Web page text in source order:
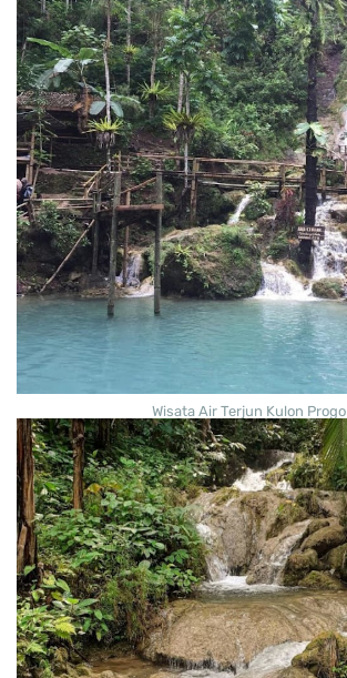
Wisata Air Terjun Kulon Progo